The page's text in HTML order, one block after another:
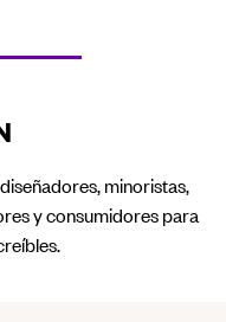
minoristas,
y consumidores para